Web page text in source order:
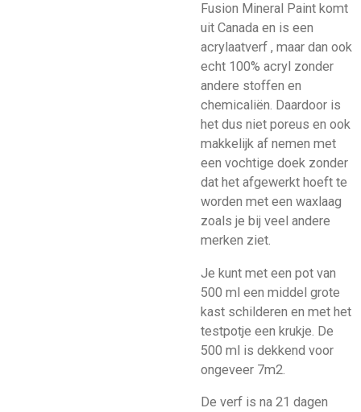
Fusion Mineral Paint komt
uit Canada en is een
acrylaatverf , maar dan ook
echt 100% acryl zonder
andere stoffen en
chemicaliën. Daardoor is
het dus niet poreus en ook
makkelijk af nemen met
een vochtige doek zonder
dat het afgewerkt hoeft te
worden met een waxlaag
zoals je bij veel andere
merken ziet.
Je kunt met een pot van
500 ml een middel grote
kast schilderen en met het
testpotje een krukje. De
500 ml is dekkend voor
ongeveer 7m2.
De verf is na 21 dagen